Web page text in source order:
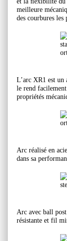
meilleure
des courbures les
L’arc XR1 est un
le rend
propriétés
Arc réalisé en
dans sa
Arc avec ball
résistante et fil